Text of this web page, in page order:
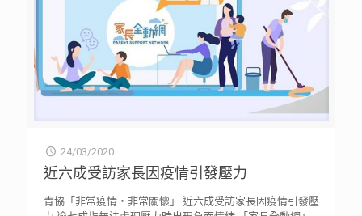
24/03/2020
近六成受訪家長因疫情引發壓力
青協「非常疫情・非常關懷」 近六成受訪家長因疫情引發壓